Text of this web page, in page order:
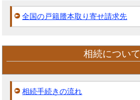
全国の戸籍謄本取り寄せ請求先
相続について
相続手続きの流れ